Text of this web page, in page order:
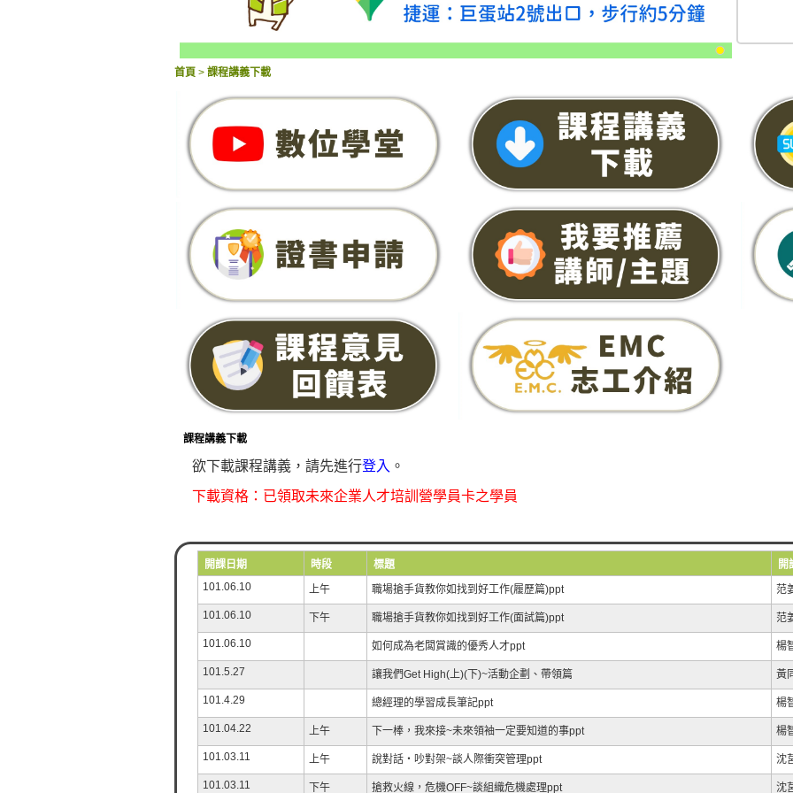
首頁 > 課程講義下載
課程講義下載
欲下載課程講義，請先進行登入 。
下載資格：已領取未來企業人才培訓營學員卡之學員
開課日期 時段 標題
開
101.06.10
上午 職場搶手貨教你如找到好工作(履歷篇)ppt 范
101.06.10 下午 職場搶手貨教你如找到好工作(面試篇)ppt 范
101.06.10 如何成為老闆賞識的優秀人才ppt 楊
101.5.27 讓我們Get High(上)(下)~活動企劃、帶領篇 黃
101.4.29 總經理的學習成長筆記ppt 楊
101.04.22 上午 下一棒，我來接~未來領袖一定要知道的事ppt 楊
101.03.11 上午 說對話‧吵對架~談人際衝突管理ppt 沈
101.03.11 下午 搶救火線，危機OFF~談組織危機處理ppt 沈